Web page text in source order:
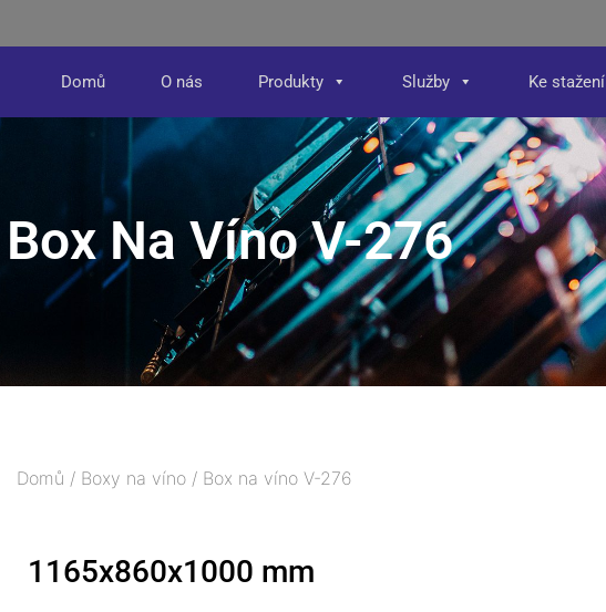
Domů O nás Produkty Služby Ke stažení
Box Na Víno V-276
Domů / Boxy na víno/ Box na víno V-276
1165x860x1000 mm